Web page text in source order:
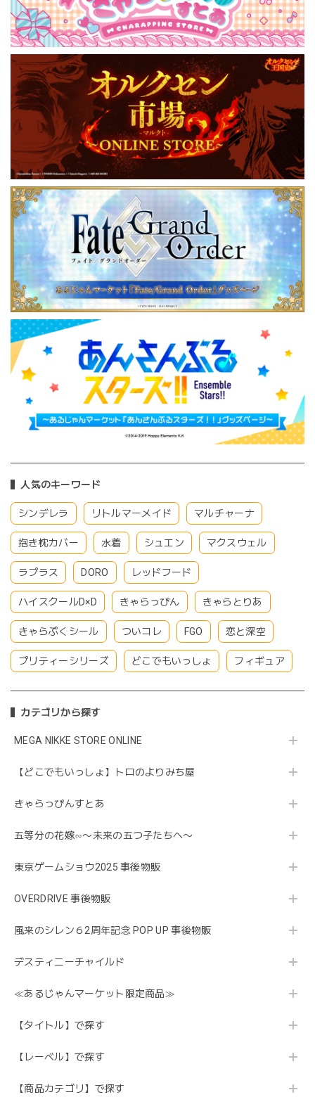
人気のキーワード
シンデレラ リトルマーメイド マルチャーナ
抱き枕カバー 水着 シュエン マクスウェル
ラプラス DORO レッドフード
ハイスクールD×D きゃらっぴん きゃらとりあ
きゃらぷくシール ついコレ FGO 恋と深空
プリティーシリーズ どこでもいっしょ フィギュア
カテゴリから探す
MEGA NIKKE STORE ONLINE
【どこでもいっしょ】トロのよりみち屋
きゃらっぴんすとあ
五等分の花嫁∽〜未来の五つ子たちへ〜
東京ゲームショウ2025 事後物販
OVERDRIVE 事後物販
風来のシレン６2周年記念 POP UP 事後物販
デスティニーチャイルド
≪あるじゃんマーケット限定商品≫
【タイトル】で探す
【レーベル】で探す
【商品カテゴリ】で探す